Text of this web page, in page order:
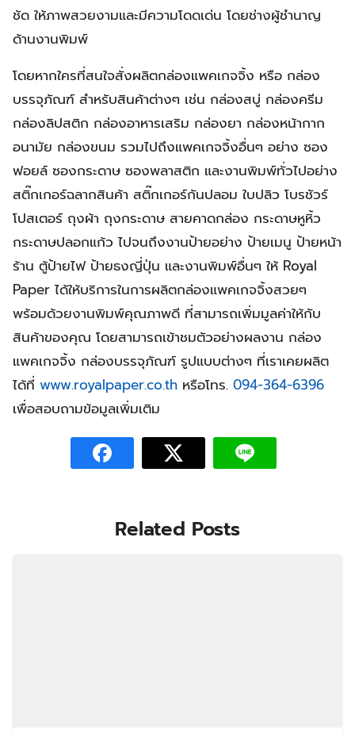
ชัด ให้ภาพสวยงามและมีความโดดเด่น โดยช่างผู้ชำนาญ
ด้านงานพิมพ์
โดยหากใครที่สนใจสั่งผลิตกล่องแพคเกจจิ้ง หรือ กล่อง
บรรจุภัณฑ์ สำหรับสินค้าต่างๆ เช่น กล่องสบู่ กล่องครีม
กล่องลิปสติก กล่องอาหารเสริม กล่องยา กล่องหน้ากาก
อนามัย กล่องขนม รวมไปถึงแพคเกจจิ้งอื่นๆ อย่าง ซอง
ฟอยล์ ซองกระดาษ ซองพลาสติก และงานพิมพ์ทั่วไปอย่าง
สติ๊กเกอร์ฉลากสินค้า สติ๊กเกอร์กันปลอม ใบปลิว โบรชัวร์
โปสเตอร์ ถุงผ้า ถุงกระดาษ สายคาดกล่อง กระดาษหูหิ้ว
กระดาษปลอกแก้ว ไปจนถึงงานป้ายอย่าง ป้ายเมนู ป้ายหน้า
ร้าน ตู้ป้ายไฟ ป้ายธงญี่ปุ่น และงานพิมพ์อื่นๆ ให้ Royal
Paper ได้ให้บริการในการผลิตกล่องแพคเกจจิ้งสวยๆ
พร้อมด้วยงานพิมพ์คุณภาพดี ที่สามารถเพิ่มมูลค่าให้กับ
สินค้าของคุณ โดยสามารถเข้าชมตัวอย่างผลงาน กล่อง
แพคเกจจิ้ง กล่องบรรจุภัณฑ์ รูปแบบต่างๆ ที่เราเคยผลิต
ได้ที่ www.royalpaper.co.th หรือโทร. 094-364-6396
เพื่อสอบถามข้อมูลเพิ่มเติม
Related Posts